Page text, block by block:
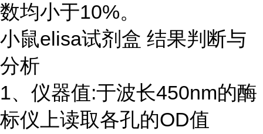
数均小于10%。
小鼠elisa试剂盒 结果判断与
分析
1、仪器值:于波长450nm的酶
标仪上读取各孔的OD值